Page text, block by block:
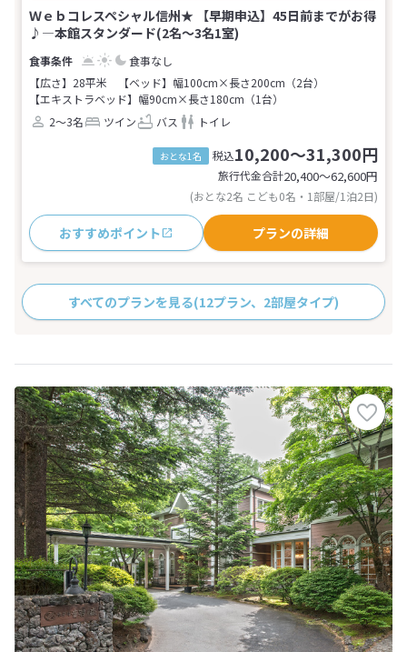
Ｗｅｂコレスペシャル信州★ 【早期申込】45日前までがお得
♪―本館スタンダード(2名～3名1室)
食事なし
【広さ】28平米
【ベッド】幅100cm×長さ200cm（2台）
【エキストラベッド】幅90cm×長さ180cm（1台）
2～3名
ツイン バス トイレ
おとな1名 税込10,200～31,300円
旅行代金合計20,400〜62,600円
(おとな2名 こども0名・1部屋/1泊2日)
おすすめポイント プランの詳細
すべてのプランを見る(12プラン、2部屋タイプ)